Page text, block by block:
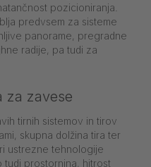
pozicioniranja.
predvsem za sisteme
panorame, pregradne
radije, pa tudi za
za zavese
tirnih sistemov in tirov
skupna dolžina tira ter
ustrezne tehnologije
prostornina, hitrost